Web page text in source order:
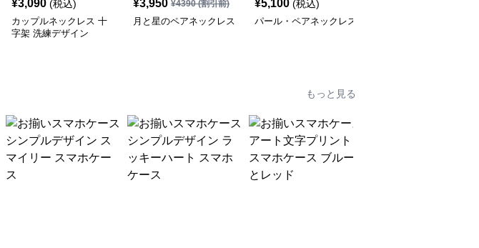
¥3,090 (税込)
カップルネックレス 十
字架 洗練デザイン
¥3,950 ¥4390(割引前)
月と星のペアネックレス
¥5,100 (税込)
パール・ペアネックレス
もっと見る